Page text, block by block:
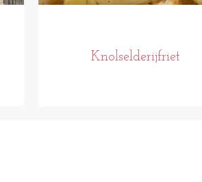
Knolselderijfriet